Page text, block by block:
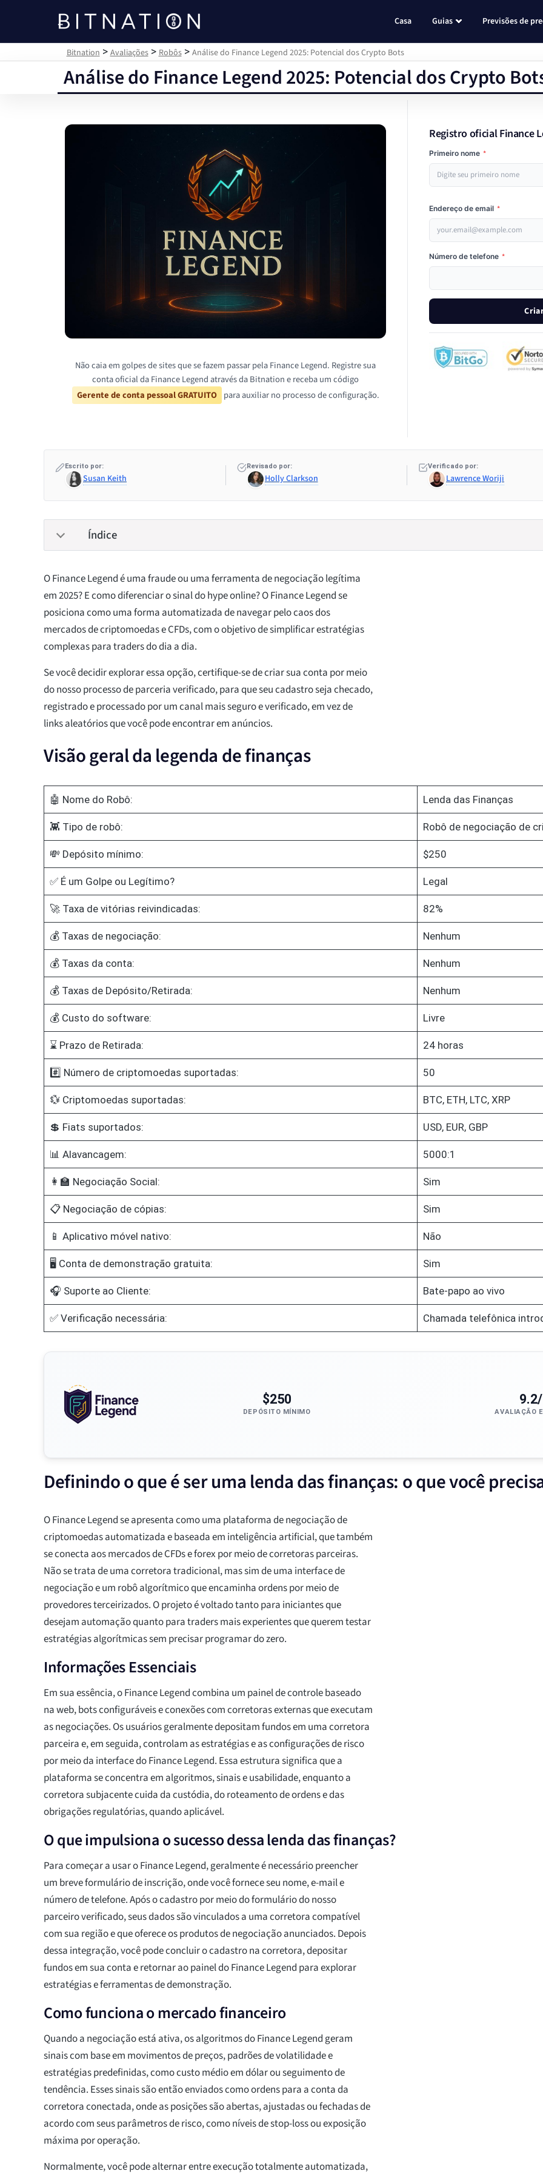
Bitnation
Casa Guias Previsões de
Bitnation >Avaliações>Robôs> Análise do Finance Legend 2025: Potencial dos Crypto Bots
Análise do Finance Legend 2025: Potencial dos Crypto
Não caia em golpes de sites que se fazem passar pela Finance Legend. Registre sua
conta oficial da Finance Legend através da Bitnation e receba um código
Gerente de conta pessoal GRATUITO para auxiliar no processo de configuração.
Registro oficial Finance
Primeiro nome *
Endereço de email *
Número de telefone *
Escrito por:
Susan Keith
Revisado por:
Holly Clarkson
Verificado por:
Lawrence Woriji
Índice
O Finance Legend é uma fraude ou uma ferramenta de negociação legítima
em 2025? E como diferenciar o sinal do hype online? O Finance Legend se
posiciona como uma forma automatizada de navegar pelo caos dos
mercados de criptomoedas e CFDs, com o objetivo de simplificar estratégias
complexas para traders do dia a dia.
Se você decidir explorar essa opção, certifique-se de criar sua conta por meio
do nosso processo de parceria verificado, para que seu cadastro seja checado,
registrado e processado por um canal mais seguro e verificado, em vez de
links aleatórios que você pode encontrar em anúncios.
Visão geral da legenda de finanças
🤖 Nome do Robô: Lenda das Finanças
👾 Tipo de robô: Robô de negociação de
💸 Depósito mínimo: $250
✅ É um Golpe ou Legítimo? Legal
🚀 Taxa de vitórias reivindicadas: 82%
💰 Taxas de negociação: Nenhum
💰 Taxas da conta: Nenhum
💰 Taxas de Depósito/Retirada: Nenhum
💰 Custo do software: Livre
⌛ Prazo de Retirada: 24 horas
#️⃣ Número de criptomoedas suportadas: 50
💱 Criptomoedas suportadas: BTC, ETH, LTC, XRP
💲 Fiats suportados: USD, EUR, GBP
📊 Alavancagem: 5000:1
👩‍🏫 Negociação Social: Sim
📋 Negociação de cópias: Sim
📱 Aplicativo móvel nativo: Não
🖥️ Conta de demonstração gratuita: Sim
🎧 Suporte ao Cliente: Bate-papo ao vivo
✅ Verificação necessária: Chamada telefônica
$250
DEPÓSITO MÍNIMO AVALIAÇÃO
Definindo o que é ser uma lenda das finanças: o que você
O Finance Legend se apresenta como uma plataforma de negociação de
criptomoedas automatizada e baseada em inteligência artificial, que também
se conecta aos mercados de CFDs e forex por meio de corretoras parceiras.
Não se trata de uma corretora tradicional, mas sim de uma interface de
negociação e um robô algorítmico que encaminha ordens por meio de
provedores terceirizados. O projeto é voltado tanto para iniciantes que
desejam automação quanto para traders mais experientes que querem testar
estratégias algorítmicas sem precisar programar do zero.
Informações Essenciais
Em sua essência, o Finance Legend combina um painel de controle baseado
na web, bots configuráveis e conexões com corretoras externas que executam
as negociações. Os usuários geralmente depositam fundos em uma corretora
parceira e, em seguida, controlam as estratégias e as configurações de risco
por meio da interface do Finance Legend. Essa estrutura significa que a
plataforma se concentra em algoritmos, sinais e usabilidade, enquanto a
corretora subjacente cuida da custódia, do roteamento de ordens e das
obrigações regulatórias, quando aplicável.
O que impulsiona o sucesso dessa lenda das finanças?
Para começar a usar o Finance Legend, geralmente é necessário preencher
um breve formulário de inscrição, onde você fornece seu nome, e-mail e
número de telefone. Após o cadastro por meio do formulário do nosso
parceiro verificado, seus dados são vinculados a uma corretora compatível
com sua região e que oferece os produtos de negociação anunciados. Depois
dessa integração, você pode concluir o cadastro na corretora, depositar
fundos em sua conta e retornar ao painel do Finance Legend para explorar
estratégias e ferramentas de demonstração.
Como funciona o mercado financeiro
Quando a negociação está ativa, os algoritmos do Finance Legend geram
sinais com base em movimentos de preços, padrões de volatilidade e
estratégias predefinidas, como custo médio em dólar ou seguimento de
tendência. Esses sinais são então enviados como ordens para a conta da
corretora conectada, onde as posições são abertas, ajustadas ou fechadas de
acordo com seus parâmetros de risco, como níveis de stop-loss ou exposição
máxima por operação.
Normalmente, você pode alternar entre execução totalmente automatizada,